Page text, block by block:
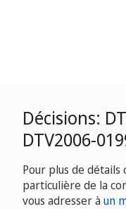
Décisions:
DTV2006-
Pour plus de détails
particulière de la
vous adresser àun